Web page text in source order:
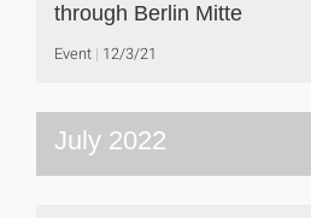
through Berlin Mitte
Event 12/3/21
July 2022